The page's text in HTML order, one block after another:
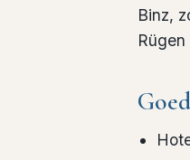
Binz,
Rügen